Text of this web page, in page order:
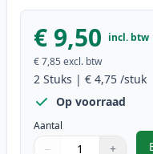
€ 9,50 incl. btw
€ 7,85 excl. btw
2 Stuks | € 4,75 /stuk
Op voorraad
Aantal
− +